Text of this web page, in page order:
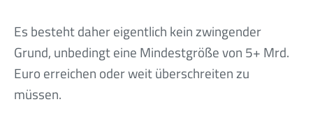
Es besteht daher eigentlich kein zwingender
Grund, unbedingt eine Mindestgröße von 5+ Mrd.
Euro erreichen oder weit überschreiten zu
müssen.